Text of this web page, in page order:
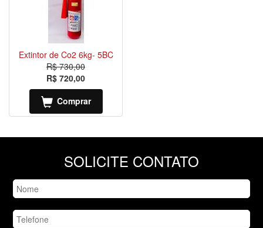
Extintor de Co2 6kg- 5BC
R$ 730,00
R$ 720,00
Comprar
SOLICITE CONTATO